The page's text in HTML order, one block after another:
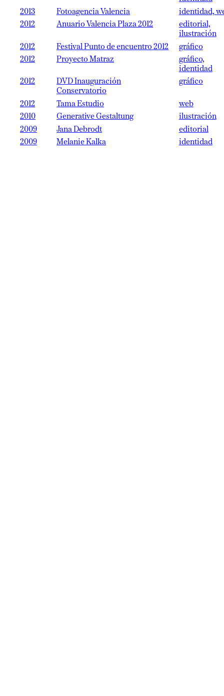
2013
Fotoagencia Valencia
identidad,
2012
Anuario Valencia Plaza 2012
editorial,
ilustración
2012
Festival Punto de encuentro 2012
gráfico
2012
Proyecto Matraz
gráfico,
identidad
2012
DVD Inauguración
Conservatorio
gráfico
2012 Tama Estudio
web
2010
Generative Gestaltung
ilustración
2009
Jana Debrodt
editorial
2009
Melanie Kalka identidad